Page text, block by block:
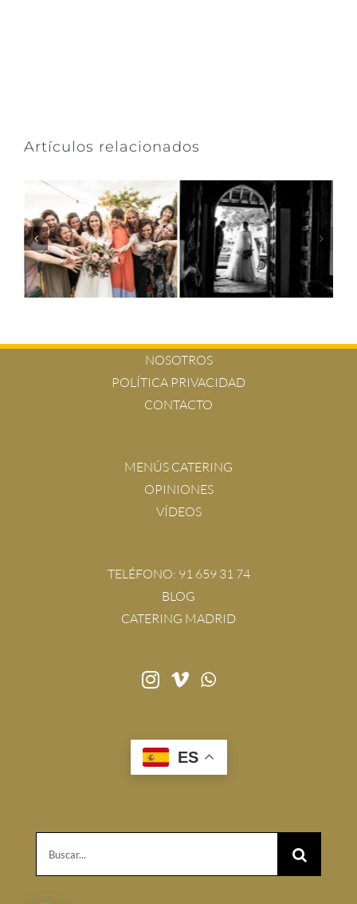
Artículos relacionados
Cómo vestirse
para una boda
en una finca
Consejos para
ahorrar en la
organización
de una boda
NOSOTROS
POLÍTICA PRIVACIDAD
CONTACTO
MENÚS CATERING
OPINIONES
VÍDEOS
TELÉFONO: 91 659 31 74
BLOG
CATERING MADRID
ES